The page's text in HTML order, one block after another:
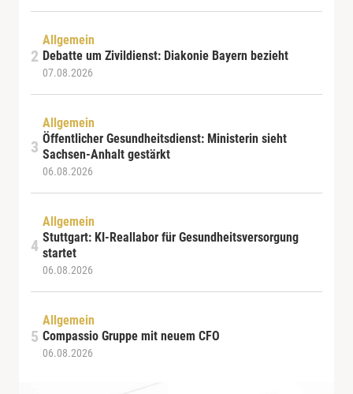
Allgemein
Debatte um Zivildienst: Diakonie Bayern bezieht
07.08.2026
Allgemein
Öffentlicher Gesundheitsdienst: Ministerin sieht
Sachsen-Anhalt gestärkt
06.08.2026
Allgemein
Stuttgart: KI-Reallabor für Gesundheitsversorgung
startet
06.08.2026
Allgemein
Compassio Gruppe mit neuem CFO
06.08.2026